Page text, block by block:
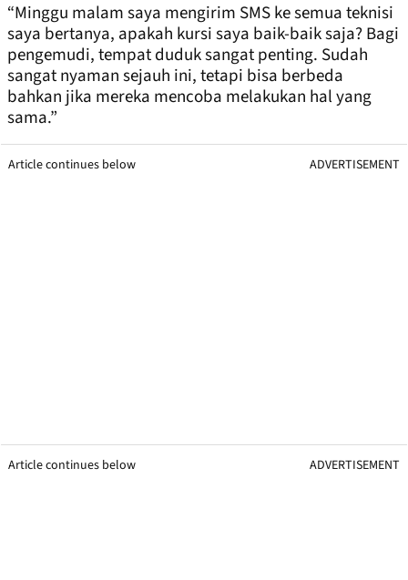
“Minggu malam saya mengirim SMS ke semua teknisi
saya bertanya, apakah kursi saya baik-baik saja? Bagi
pengemudi, tempat duduk sangat penting. Sudah
sangat nyaman sejauh ini, tetapi bisa berbeda
bahkan jika mereka mencoba melakukan hal yang
sama.”
Article continues below ADVERTISEMENT
Article continues below ADVERTISEMENT